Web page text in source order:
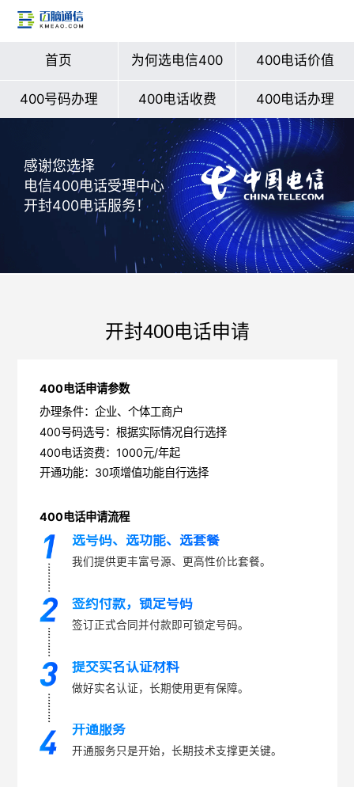
首页 为何选电信400 400电话价值
400号码办理 400电话收费 400电话办理
感谢您选择
电信400电话受理中心
开封400电话服务！
开封400电话申请
400电话申请参数
办理条件：企业、个体工商户
400号码选号：根据实际情况自行选择
400电话资费：1000元/年起
开通功能：30项增值功能自行选择
400电话申请流程
选号码、选功能、选套餐
我们提供更丰富号源、更高性价比套餐。
签约付款，锁定号码
签订正式合同并付款即可锁定号码。
提交实名认证材料
做好实名认证，长期使用更有保障。
开通服务
开通服务只是开始，长期技术支撑更关键。